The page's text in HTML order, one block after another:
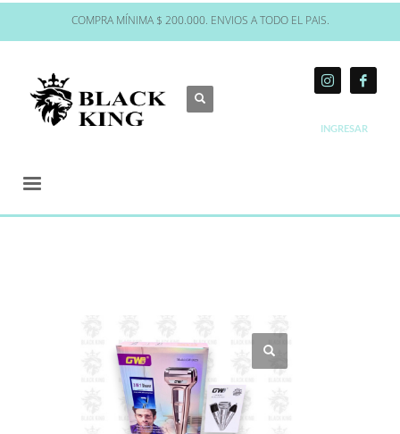
COMPRA MÍNIMA $ 200.000. ENVIOS A TODO EL PAIS.
INGRESAR